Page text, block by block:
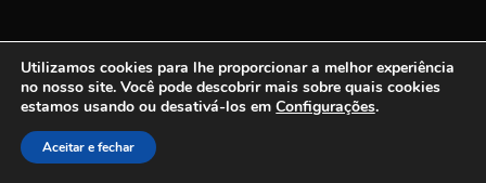
Utilizamos cookies para lhe proporcionar a melhor experiência
no nosso site. Você pode descobrir mais sobre quais cookies
estamos usando ou desativá-los em Configurações.
Aceitar e fechar